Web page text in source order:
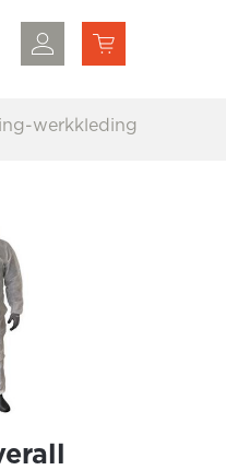
werkkleding